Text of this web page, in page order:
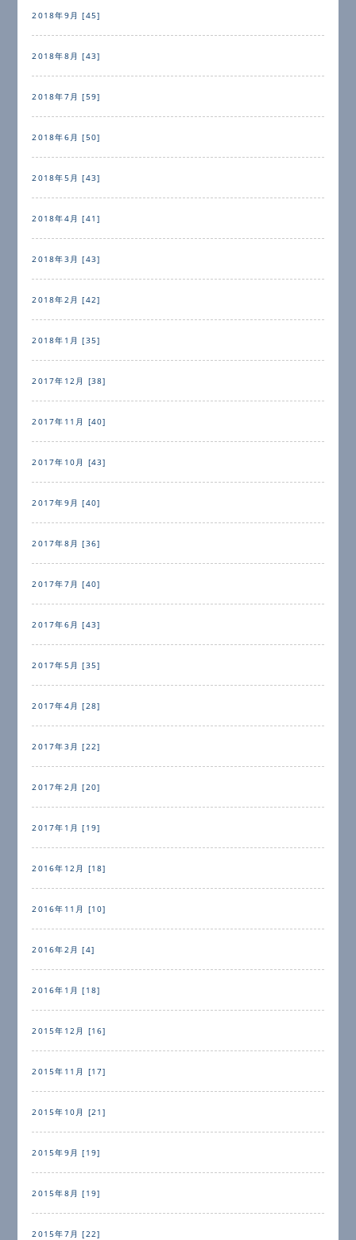
2018年9月 [45]
2018年8月 [43]
2018年7月 [59]
2018年6月 [50]
2018年5月 [43]
2018年4月 [41]
2018年3月 [43]
2018年2月 [42]
2018年1月 [35]
2017年12月 [38]
2017年11月 [40]
2017年10月 [43]
2017年9月 [40]
2017年8月 [36]
2017年7月 [40]
2017年6月 [43]
2017年5月 [35]
2017年4月 [28]
2017年3月 [22]
2017年2月 [20]
2017年1月 [19]
2016年12月 [18]
2016年11月 [10]
2016年2月 [4]
2016年1月 [18]
2015年12月 [16]
2015年11月 [17]
2015年10月 [21]
2015年9月 [19]
2015年8月 [19]
2015年7月 [22]